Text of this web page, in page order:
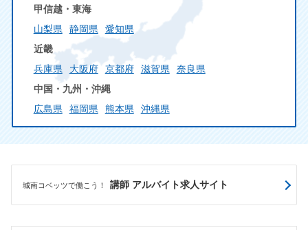
甲信越・東海
山梨県
静岡県
愛知県
近畿
兵庫県
大阪府 京都府 滋賀県
奈良県
中国・九州・沖縄
広島県
福岡県 熊本県 沖縄県
城南コベッツで働こう！ 講師 アルバイト求人サイト